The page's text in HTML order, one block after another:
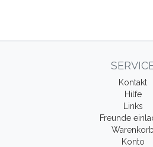
Kontakt
Hilfe
Links
Freunde
Warenkorb
Konto